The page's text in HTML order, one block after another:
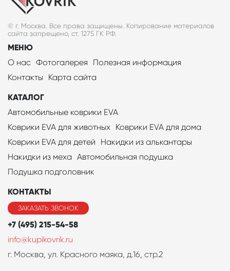
© г. Москва. Все права защищены. Копирование материалов
сайта запрещено, ст. 1275 ГК РФ.
МЕНЮ
О нас Фотогалерея
Полезная информация
Контакты
Карта сайта
КАТАЛОГ
Автомобильные коврики EVA
Коврики EVA для животных Коврики EVA для дома
Коврики EVA для детей
Накидки из алькантары
Накидки из меха Автомобильная подушка
Подушка подголовник
КОНТАКТЫ
ЗАКАЗАТЬ ЗВОНОК
+7 (495) 215-54-58
info@kupikovrik.ru
г. Москва, ул. Красного маяка, д.16, стр.2